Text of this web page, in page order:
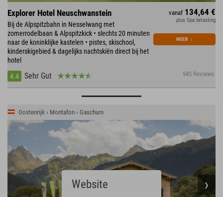
Explorer Hotel Neuschwanstein
Bij de Alpspitzbahn in Nesselwang met
zomerrodelbaan & Alpspitzkick • slechts 20 minuten
naar de koninklijke kastelen • pistes, skischool,
kinderskigebied & dagelijks nachtskiën direct bij het
hotel
4.4
Sehr Gut 945 Reviews
vanaf 134,64 €
plus Spa belasting
MEER ↓
Oostenrijk › Montafon › Gaschurn
Website